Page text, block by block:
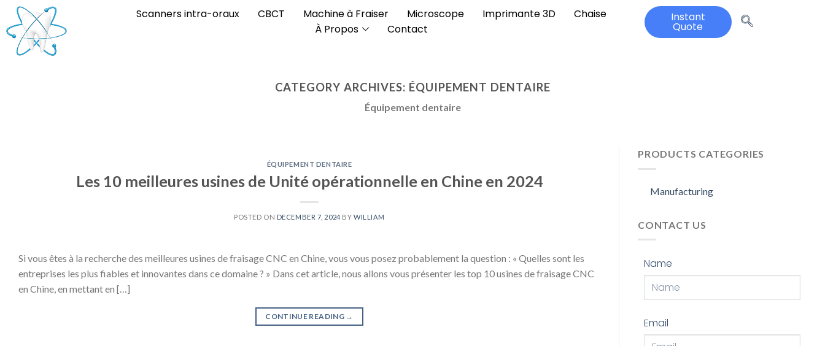
Scanners intra-oraux CBCT Machine à Fraiser Microscope Imprimante 3D
Chaise
À Propos
Contact
Instant
Quote
CATEGORY ARCHIVES: ÉQUIPEMENT DENTAIRE
Équipement dentaire
ÉQUIPEMENT DENTAIRE
Les 10 meilleures usines de Unité opérationnelle en Chine en 2024
POSTED ON DECEMBER 7, 2024 BY WILLIAM
Si vous êtes à la recherche des meilleures usines de fraisage CNC en Chine, vous vous posez probablement la question : « Quelles sont les
entreprises les plus fiables et innovantes dans ce domaine ? » Dans cet article, nous allons vous présenter les top 10 usines de fraisage CNC
en Chine, en mettant en […]
CONTINUE READING →
PRODUCTS CATEGORIES
Manufacturing
CONTACT US
Name
Email